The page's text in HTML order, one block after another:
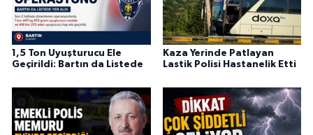
1,5 Ton Uyuşturucu Ele
Geçirildi: Bartın da Listede
Kaza Yerinde Patlayan
Lastik Polisi Hastanelik Etti